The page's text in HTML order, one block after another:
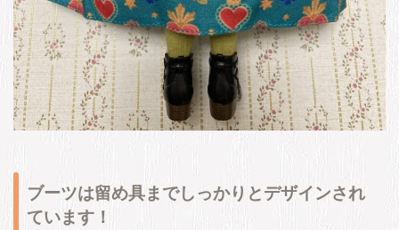
ブーツは留め具までしっかりとデザインされ
ています！